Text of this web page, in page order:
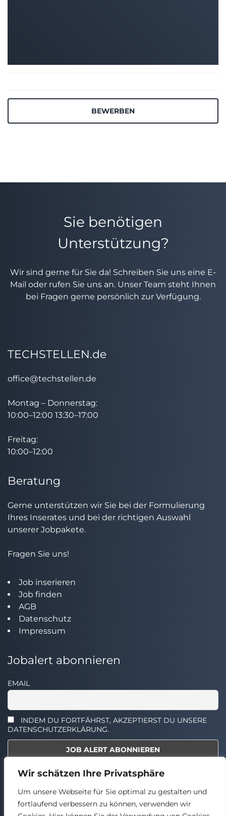
Wir schätzen Ihre Privatsphäre
Um unsere Webseite für Sie optimal zu gestalten und
fortlaufend verbessern zu können, verwenden wir
BEWERBEN
Sie benötigen
Unterstützung?
Wir sind gerne für Sie da! Schreiben Sie uns eine E-
Mail oder rufen Sie uns an. Unser Team steht Ihnen
bei Fragen gerne persönlich zur Verfügung.
TECHSTELLEN.de
office@techstellen.de
Montag – Donnerstag:
10:00–12:00 13:30–17:00
Freitag:
10:00–12:00
Beratung
Gerne unterstützen wir Sie bei der Formulierung
Ihres Inserates und bei der richtigen Auswahl
unserer Jobpakete.
Fragen Sie uns!
Job inserieren
Job finden
AGB
Datenschutz
Impressum
Jobalert abonnieren
EMAIL
INDEM DU FORTFÄHRST, AKZEPTIERST DU UNSERE
DATENSCHUTZERKLÄRUNG.
Select the widget you want to show.